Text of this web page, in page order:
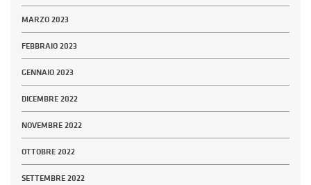
MARZO 2023
FEBBRAIO 2023
GENNAIO 2023
DICEMBRE 2022
NOVEMBRE 2022
OTTOBRE 2022
SETTEMBRE 2022